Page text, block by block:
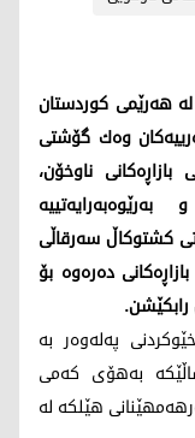
هەرێمی کوردستان
وه‌ك گۆشتی
ناوخۆن،
كشتوكاڵ سه‌رقاڵی
ده‌ره‌وه‌ بۆ
پەلەوەر بە
ساڵێکە بەهۆی کەمی
هێلکە لە